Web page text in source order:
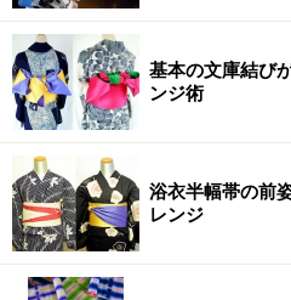
基本の文庫結び
ンジ術
浴衣半幅帯の前
レンジ